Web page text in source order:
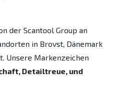
der Scantool Group an
in Brovst, Dänemark
Unsere Markenzeichen
Detailtreue, und